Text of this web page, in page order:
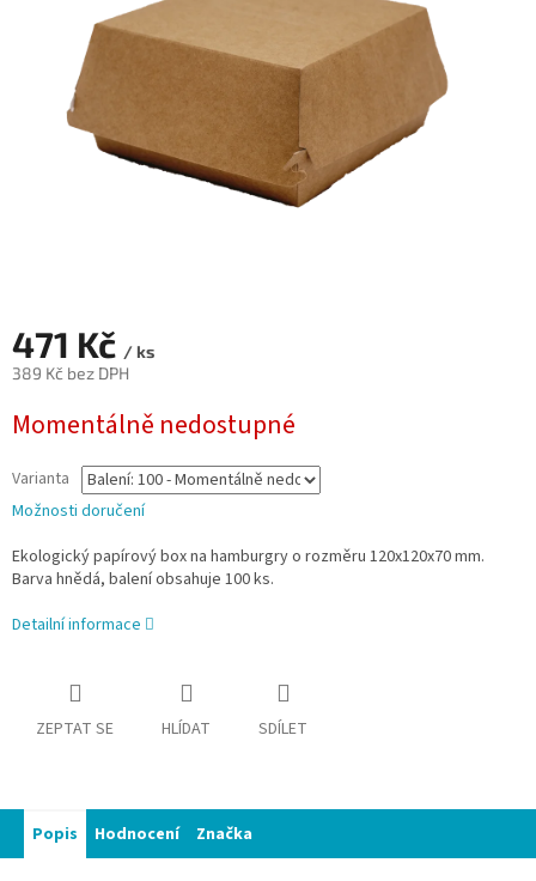
471 Kč / ks
389 Kč bez DPH
cena:
Momentálně nedostupné
Varianta
Možnosti doručení
Ekologický papírový box na hamburgry o rozměru 120x120x70 mm.
Barva hnědá, balení obsahuje 100 ks.
Detailní informace
ZEPTAT SE HLÍDAT SDÍLET
Popis Hodnocení Značka